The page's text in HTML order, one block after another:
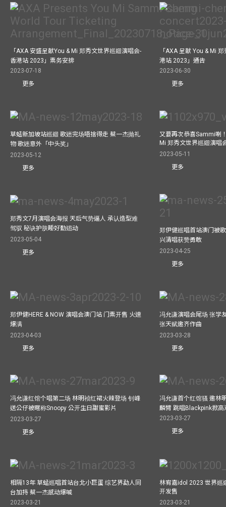
「AXA 安盛呈献You & Mi 郑秀文世界巡迴演唱会-
香港站 2023」票务安排
2023-07-18
更多
「AXA 呈献 You & Mi
港站 2023」通告
2023-06-30
更多
草蜢新加坡站巡迴 歌迷完场唔捨得走 蔡一杰抛礼
物 歌迷意外「中头奖」
2023-05-12
更多
又要再次恭喜Sammi喇
Mi 郑秀文世界巡迴演唱
2023-05-11
更多
郑秀文7月演唱会海报 天后气势逼人 承认造型难
驾驭 秘诀护肤睡好勤运动
2023-05-04
更多
郑伊健巡唱首站澳门被
兴清唱获赞勇敢
2023-04-25
更多
郑伊健HERE & NOW 演唱会澳门站 门票开售 火速
爆满
2023-04-03
更多
冯允谦演唱会尾场 张学
张天赋邀齐作曲
2023-03-28
更多
冯允谦红馆个唱第二场 林明祯红裙火辣登场 钊峰
送公仔被暱称Snoopy 公开生日甜蜜影片
2023-03-27
更多
冯允谦首个红馆骚 邀林
麟臂 跳唱Blackpink掀高
2023-03-27
更多
相隔13年 草蜢巡唱首站台北小巨蛋 综艺界勐人同
台加持 蔡一杰感动爆喊
2023-03-21
林宥嘉idol 2023 世界巡
开发售
2023-03-21